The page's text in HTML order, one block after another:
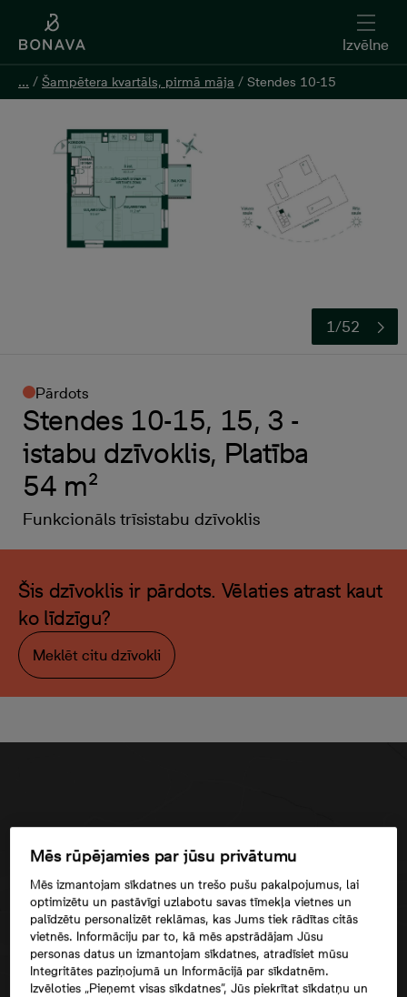
Izvēlne
... / Šampētera kvartāls, pirmā māja / Stendes 10-15
1/52
Pārdots
Stendes 10-15, 15, 3 -
istabu dzīvoklis, Platība
54 m²
Funkcionāls trīsistabu dzīvoklis
Izvēlne
... / Šampētera kvartāls, pirmā māja / Stendes 10-15
Šis dzīvoklis ir pārdots. Vēlaties atrast kaut
ko līdzīgu?
Meklēt citu dzīvokli
Google maps trešās puses datu
izmantošana
Mēs rūpējamies par jūsu privātumu
Mēs izmantojam sīkdatnes un trešo pušu pakalpojumus, lai
optimizētu un pastāvīgi uzlabotu savas tīmekļa vietnes un
palīdzētu personalizēt reklāmas, kas Jums tiek rādītas citās
vietnēs. Informāciju par to, kā mēs apstrādājam Jūsu
personas datus un izmantojam sīkdatnes, atradīsiet mūsu
Integritātes paziņojumā un Informācijā par sīkdatnēm.
Izvēloties „Pieņemt visas sīkdatnes”, Jūs piekrītat sīkdatņu un